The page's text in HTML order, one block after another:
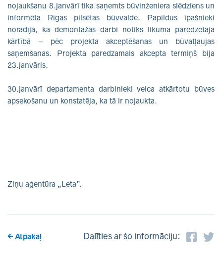
nojaukšanu 8.janvārī tika saņemts būvinženiera slēdziens un
informēta Rīgas pilsētas būvvalde. Papildus īpašnieki
norādīja, ka demontāžas darbi notiks likumā paredzētajā
kārtībā – pēc projekta akceptēšanas un būvatļaujas
saņemšanas. Projekta paredzamais akcepta termiņš bija
23.janvāris.
30.janvārī departamenta darbinieki veica atkārtotu būves
apsekošanu un konstatēja, ka tā ir nojaukta.
Ziņu aģentūra „Leta”.
Atpakaļ Dalīties ar šo informāciju: